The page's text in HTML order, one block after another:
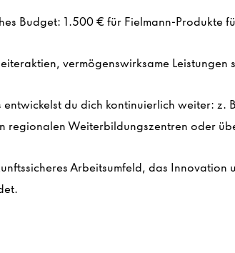
Budget: 1.500 € für Fielmann-Produkte
vermögenswirksame Leistungen
entwickelst du dich kontinuierlich weiter: z.
regionalen Weiterbildungszentren oder
Arbeitsumfeld, das Innovation